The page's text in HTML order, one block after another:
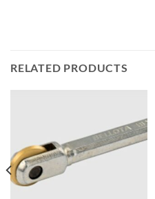
RELATED PRODUCTS